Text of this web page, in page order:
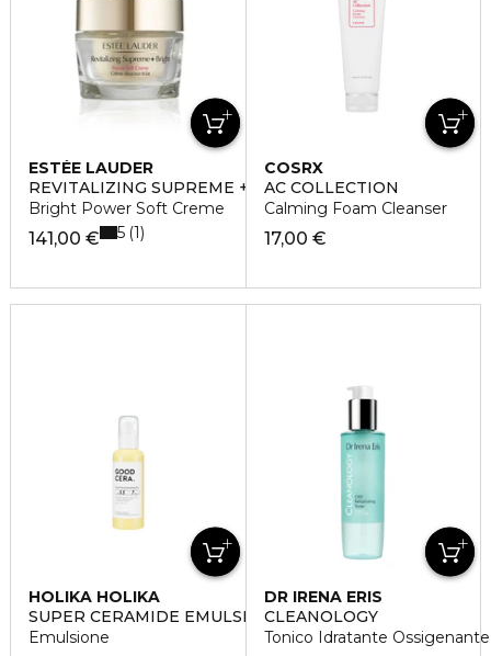
ESTÉE LAUDER
REVITALIZING SUPREME +
Bright Power Soft Creme
141,00 € 5 1
COSRX
AC COLLECTION
Calming Foam Cleanser
17,00 €
HOLIKA HOLIKA
SUPER CERAMIDE EMULSION
Emulsione
DR IRENA ERIS
CLEANOLOGY
Tonico Idratante Ossigenante